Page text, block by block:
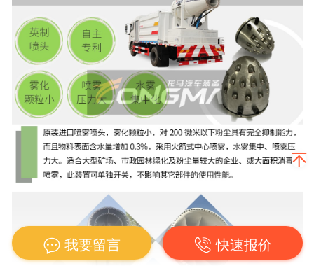
我要留言 快速报价